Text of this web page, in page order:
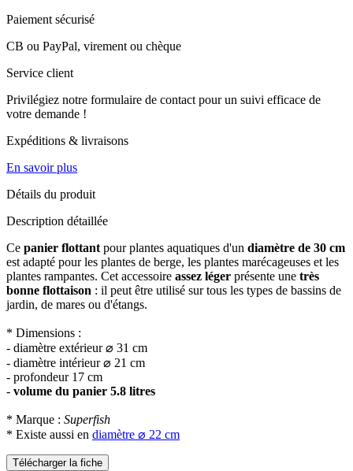
Paiement sécurisé
CB ou PayPal, virement ou chèque
Service client
Privilégiez notre formulaire de contact pour un suivi efficace de
votre demande !
Expéditions & livraisons
En savoir plus
Détails du produit
Description détaillée
Ce panier flottant pour plantes aquatiques d'un diamètre de 30 cm
est adapté pour les plantes de berge, les plantes marécageuses et les
plantes rampantes. Cet accessoire assez léger présente une très
bonne flottaison : il peut être utilisé sur tous les types de bassins de
jardin, de mares ou d'étangs.
* Dimensions :
- diamètre extérieur ⌀ 31 cm
- diamètre intérieur ⌀ 21 cm
- profondeur 17 cm
- volume du panier 5.8 litres
* Marque : Superfish
* Existe aussi en diamètre ⌀ 22 cm
Télécharger la fiche